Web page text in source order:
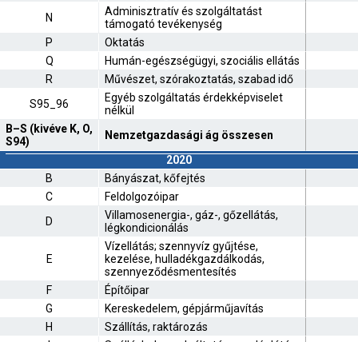
N
Adminisztratív és szolgáltatást
támogató tevékenység
P
Oktatás
Q
Humán-egészségügyi, szociális ellátás
R
Művészet, szórakoztatás, szabad idő
S95_96
Egyéb szolgáltatás érdekképviselet
nélkül
B–S (kivéve K, O,
S94)
Nemzetgazdasági ág összesen
2020
B
Bányászat, kőfejtés
C
Feldolgozóipar
D
Villamosenergia-, gáz-, gőzellátás,
légkondicionálás
E
Vízellátás; szennyvíz gyűjtése,
kezelése, hulladékgazdálkodás,
szennyeződésmentesítés
F
Építőipar
G
Kereskedelem, gépjárműjavítás
H
Szállítás, raktározás